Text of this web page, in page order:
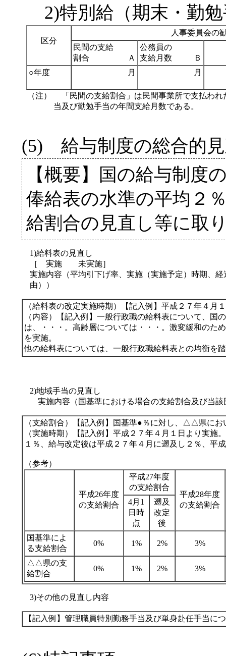
2)特別給（期末・勤勉
区分
人事委員会の
民間の支給
Ａ
割合
公務員の
Ｂ
支給月数
○年度
月 月
（注）
「民間の支給割合」は民間事業所で支払われ
当及び勤勉手当の年間支給月数である。
(5) 給与制度の総合的
【概要】国の給与制度
俸給表の水準の平均２
給割合の見直し等に取
1)給料表の見直し
［ 実施 未実施］
実施内容（平均引下げ率、実施（実施予定）時期、
由））
（給料表の改定実施時期）【記入例】平成２７年４月
（内容）【記入例】一般行政職の給料表について、
は、・・・。高齢層については・・・。激変緩和のた
を実施。
他の給料表については、一般行政職給料表との均衡を
2)地域手当の見直し
実施内容（国基準における場合の支給割合及び当該
（支給割合）【記入例】国基準●％に対し、△△県にお
（実施時期）【記入例】平成２７年４月１日より実
１％、給与改定後は平成２７年４月に遡及し２％、平
（参考）
平成26年度
の支給割合
平成27年度
の支給割合
平成28年度
の支給割合
4月1
日時
点
遡及
改定
後
国基準によ
る支給割合
0% 1% 2% 3%
△△県の支
給割合
0% 1% 2% 3%
3)その他の見直し内容
【記入例】管理職員特別勤務手当及び単身赴任手当